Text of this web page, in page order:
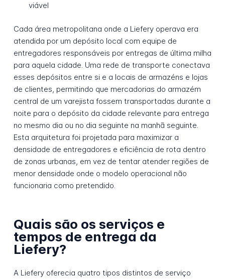
viável
Cada área metropolitana onde a Liefery operava era
atendida por um depósito local com equipe de
entregadores responsáveis por entregas de última milha
para aquela cidade. Uma rede de transporte conectava
esses depósitos entre si e a locais de armazéns e lojas
de clientes, permitindo que mercadorias do armazém
central de um varejista fossem transportadas durante a
noite para o depósito da cidade relevante para entrega
no mesmo dia ou no dia seguinte na manhã seguinte.
Esta arquitetura foi projetada para maximizar a
densidade de entregadores e eficiência de rota dentro
de zonas urbanas, em vez de tentar atender regiões de
menor densidade onde o modelo operacional não
funcionaria como pretendido.
Quais são os serviços e
tempos de entrega da
Liefery?
A Liefery oferecia quatro tipos distintos de serviço